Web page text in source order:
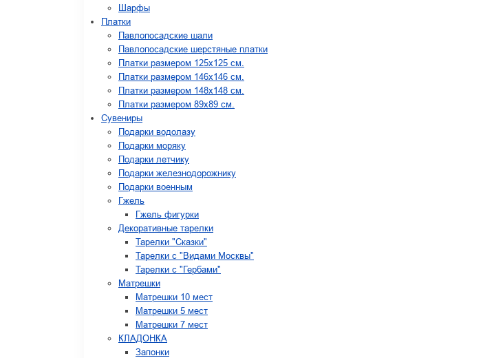
Шарфы
Платки
Павлопосадские шали
Павлопосадские шерстяные платки
Платки размером 125х125 см.
Платки размером 146х146 см.
Платки размером 148х148 см.
Платки размером 89х89 см.
Сувениры
Подарки водолазу
Подарки моряку
Подарки летчику
Подарки железнодорожнику
Подарки военным
Гжель
Гжель фигурки
Декоративные тарелки
Тарелки "Сказки"
Тарелки с "Видами Москвы"
Тарелки с "Гербами"
Матрешки
Матрешки 10 мест
Матрешки 5 мест
Матрешки 7 мест
КЛАДОНКА
Запонки